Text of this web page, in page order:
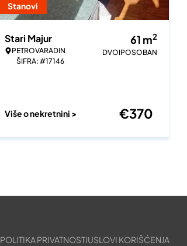
Stanovi
Stari Majur
PETROVARADIN
ŠIFRA: #17146
61 m2
DVOIPOSOBAN
Više o nekretnini > €370
POLITIKA PRIVATNOSTIUSLOVI KORIŠĆENJA